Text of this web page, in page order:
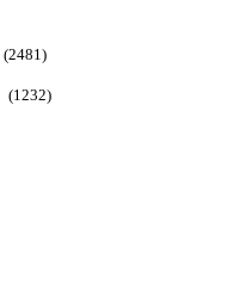
(2481)
(1232)